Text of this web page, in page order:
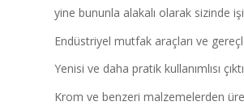
yine bununla alakalı olarak sizinde
Endüstriyel mutfak araçları ve
Yenisi ve daha pratik kullanımlısı
Krom ve benzeri malzemelerden